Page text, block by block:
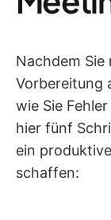
Nachdem Sie
Vorbereitung
wie Sie
hier fünf
ein
schaffen: